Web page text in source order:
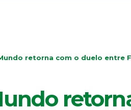
retorna com o duelo entre